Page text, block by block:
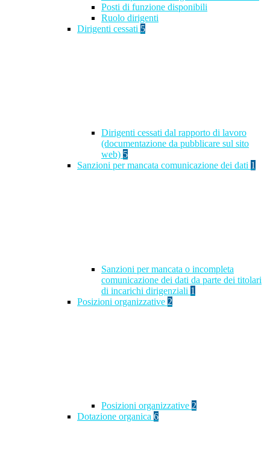
Posti di funzione disponibili
Ruolo dirigenti
Dirigenti cessati 5
Dirigenti cessati dal rapporto di lavoro
(documentazione da pubblicare sul sito
web) 5
Sanzioni per mancata comunicazione dei dati 1
Sanzioni per mancata o incompleta
comunicazione dei dati da parte dei titolari
di incarichi dirigenziali 1
Posizioni organizzative 2
Posizioni organizzative 2
Dotazione organica 6